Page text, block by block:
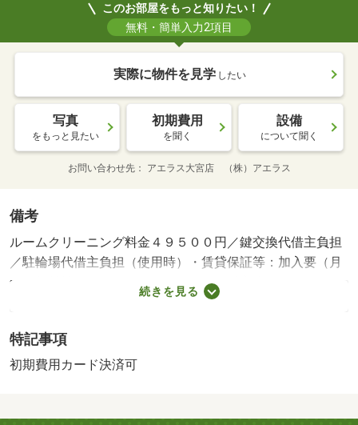
このお部屋をもっと知りたい！
無料・簡単入力2項目
実際に物件を見学 したい
写真
をもっと見たい
初期費用
を聞く
設備
について聞く
お問い合わせ先 アエラス大宮店 （株）アエラス
備考
ルームクリーニング料金４９５００円／鍵交換代借主負担
／駐輪場代借主負担（使用時）・賃貸保証等：加入要（月
額：賃料等の３．４％＋８００円）・鍵交換代：あり１
６，５００円～・オンラインで申込から契約手続き、ＬＩ
（クレジットカード決済も可）／お客様のご希望に合わせ
た方法（店頭、オンライン等）で物件をご提案いたしま
続きを見る
特記事項
初期費用カード決済可